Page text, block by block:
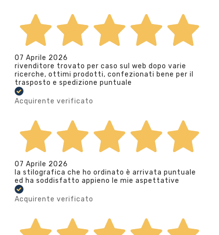
07 Aprile 2026
rivenditore trovato per caso sul web dopo varie
ricerche, ottimi prodotti, confezionati bene per il
trasposto e spedizione puntuale
Acquirente verificato
07 Aprile 2026
la stilografica che ho ordinato è arrivata puntuale
ed ha soddisfatto appieno le mie aspettative
Acquirente verificato